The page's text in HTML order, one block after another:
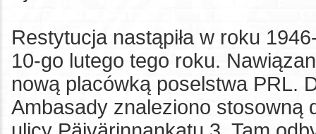
Restytucja nastąpiła w roku
10-go lutego tego roku.
nową placówką poselstwa PRL.
Ambasady znaleziono stosowną